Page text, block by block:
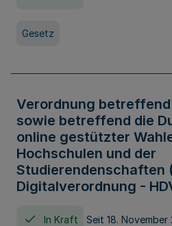
Gesetz
Verordnung
sowie betreffend die
online gestützter
Hochschulen und der
Studierendenschaften
Digitalverordnung -
In Kraft Seit 18. November